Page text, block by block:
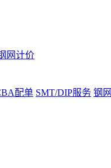
网计价
配单 SMT/DIP服务 钢网